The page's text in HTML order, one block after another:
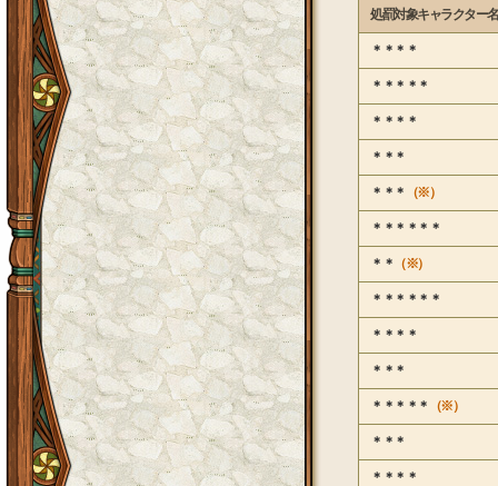
処罰対象キャラクター名
＊＊＊＊
＊＊＊＊＊
＊＊＊＊
＊＊＊
＊＊＊ （※）
＊＊＊＊＊＊
＊＊ （※）
＊＊＊＊＊＊
＊＊＊＊
＊＊＊
＊＊＊＊＊ （※）
＊＊＊
＊＊＊＊